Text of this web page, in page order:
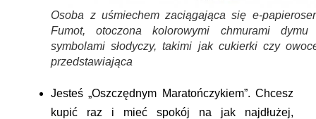
Osoba z uśmiechem zaciągająca się e-
Fumot, otoczona kolorowymi chmurami
symbolami słodyczy, takimi jak cukierki czy
przedstawiająca
Jesteś„Oszczędnym Maratończykiem”. Chcesz
kupić raz i mieć spokój na jak najdłużej,